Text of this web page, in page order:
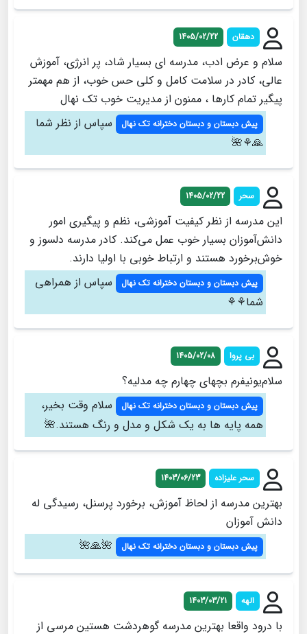
دهقان 1405/02/22
سلام و عرض ادب، مدرسه ای بسیار شاد، پر انرژی، آموزش
عالی، کادر در سلامت کامل و کلی حس خوب، از هم مهمتر
پیگیر تمام کارها ، ممنون از مدیریت خوب تک نهال
پیش دبستان و دبستان دخترانه تک نهال
سپاس از نظر شما
🙏⚘️🌺
سحر 1405/02/22
این مدرسه از نظر کیفیت آموزشی، نظم و پیگیری امور
دانش‌آموزان بسیار خوب عمل می‌کند. کادر مدرسه دلسوز و
خوش‌برخورد هستند و ارتباط خوبی با اولیا دارند.
پیش دبستان و دبستان دخترانه تک نهال
سپاس از همراهی
شما⚘️⚘️
بی پروا 1405/02/08
سلام‌یونیفرم بچهای چهارم چه مدلیه؟
پیش دبستان و دبستان دخترانه تک نهال
سلام وقت بخیر،
همه پایه ها به یک شکل و مدل و رنگ هستند.🌺
سحر علیزاده 1403/06/23
بهترین مدرسه از لحاظ آموزش، برخورد پرسنل، رسیدگی له
دانش آموزان
پیش دبستان و دبستان دخترانه تک نهال 🌺🙏🌺
الهه 1403/03/21
با درود واقعا بهترین مدرسه گوهردشت هستین مرسی از